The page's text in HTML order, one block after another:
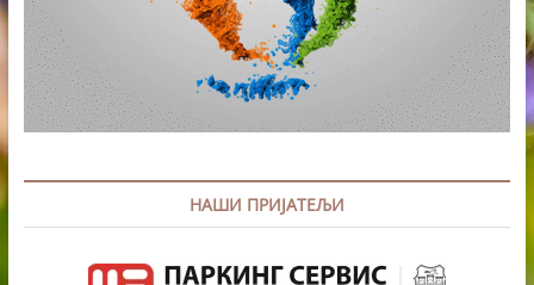
НАШИ ПРИЈАТЕЉИ